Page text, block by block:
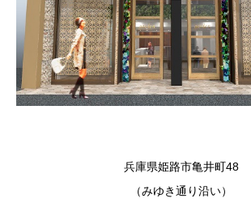
兵庫県姫路市亀井町48
（みゆき通り沿い）